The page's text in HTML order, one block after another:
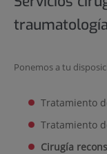
Ponemos a tu
Tratamiento
Tratamiento
Cirugía